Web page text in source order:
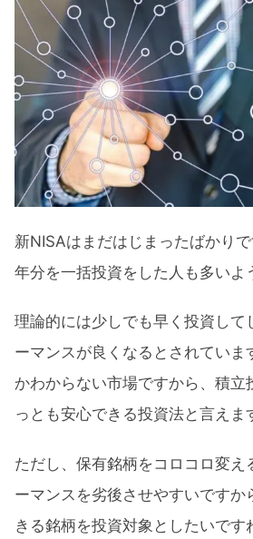
新NISAはまだはじまったばかり
年分を一括投資をした人も多いよ
理論的には少しでも早く投資して
ーマンスが良くなるとされていま
かわからない市場ですから、積立
っとも安心できる投資法と言えま
ただし、保有銘柄をコロコロ変え
ーマンスを劣後させやすいですか
きる銘柄を投資対象としたいです